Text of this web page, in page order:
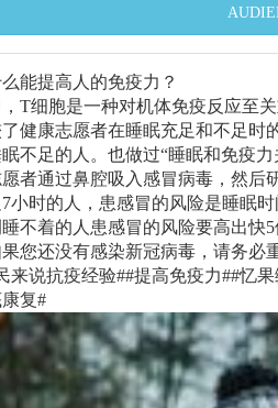
能提高人的免疫力？
T细胞是一种对机体免疫反应至
健康志愿者在睡眠充足和不足时
不足的人。也做过“睡眠和免疫
者通过鼻腔吸入感冒病毒，然后
小时的人，患感冒的风险是睡眠
不着的人患感冒的风险要高出快
您还没有感染新冠病毒，请务
来说抗疫经验##提高免疫力##忆
复#